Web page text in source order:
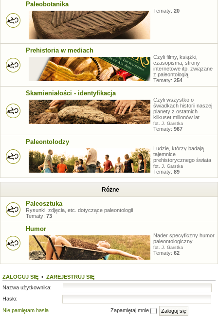
Paleobotanika
Tematy: 20
Prehistoria w mediach
Czyli filmy, książki,
czasopisma, strony
internetowe itp. związane
z paleontologią
Tematy: 254
Skamieniałości - identyfikacja
Czyli wszystko o
świadkach historii naszej
planety z ostatnich
kilkuset milionów lat
fot. J. Garstka
Tematy: 967
Paleontolodzy
Ludzie, którzy badają
tajemnice
prehistorycznego świata
fot. J. Garstka
Tematy: 89
Różne
Paleosztuka
Rysunki, zdjęcia, etc. dotyczące paleontologii
Tematy: 73
Humor
Nader specyficzny humor
paleontologiczny
fot. J. Garstka
Tematy: 62
ZALOGUJ SIĘ • ZAREJESTRUJ SIĘ
Nazwa użytkownika:
Hasło:
Nie pamiętam hasła
Zapamiętaj mnie